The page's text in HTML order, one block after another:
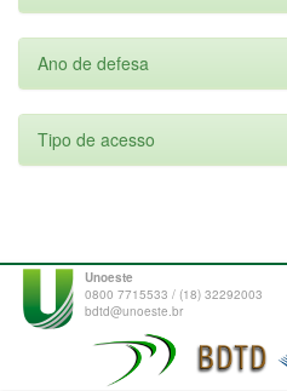
Ano de defesa
Tipo de acesso
Unoeste
0800 7715533 / (18) 32292003
bdtd@unoeste.br